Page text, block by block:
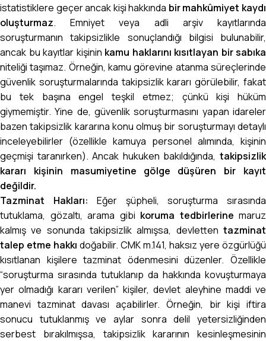
istatistiklere geçer ancak kişi hakkında bir mahkûmiyet kaydı
oluşturmaz. Emniyet veya adli arşiv kayıtlarında
soruşturmanın takipsizlikle sonuçlandığı bilgisi bulunabilir,
ancak bu kayıtlar kişinin kamu haklarını kısıtlayan bir sabıka
niteliği taşımaz. Örneğin, kamu görevine atanma süreçlerinde
güvenlik soruşturmalarında takipsizlik kararı görülebilir, fakat
bu tek başına engel teşkil etmez; çünkü kişi hüküm
giymemiştir. Yine de, güvenlik soruşturmasını yapan idareler
bazen takipsizlik kararına konu olmuş bir soruşturmayı detaylı
inceleyebilirler (özellikle kamuya personel alımında, kişinin
geçmişi taranırken). Ancak hukuken bakıldığında, takipsizlik
kararı kişinin masumiyetine gölge düşüren bir kayıt
değildir.
Tazminat Hakları: Eğer şüpheli, soruşturma sırasında
tutuklama, gözaltı, arama gibi koruma tedbirlerine maruz
kalmış ve sonunda takipsizlik almışsa, devletten tazminat
talep etme hakkı doğabilir. CMK m.141, haksız yere özgürlüğü
kısıtlanan kişilere tazminat ödenmesini düzenler. Özellikle
“soruşturma sırasında tutuklanıp da hakkında kovuşturmaya
yer olmadığı kararı verilen” kişiler, devlet aleyhine maddi ve
manevi tazminat davası açabilirler. Örneğin, bir kişi iftira
sonucu tutuklanmış ve aylar sonra delil yetersizliğinden
serbest bırakılmışsa, takipsizlik kararının kesinleşmesinin